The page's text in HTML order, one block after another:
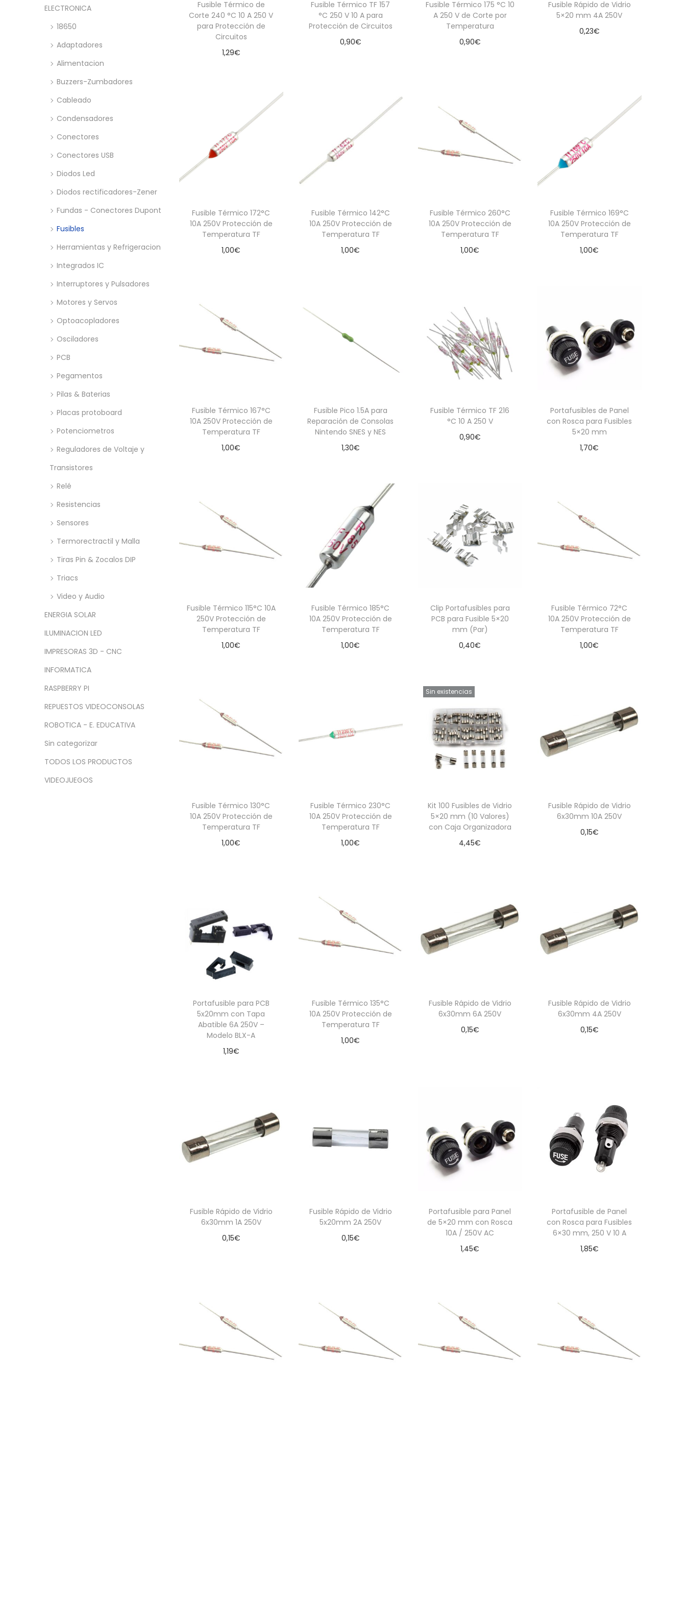
Fusible Térmico de
Corte 240 °C 10 A 250 V
para Protección de
Circuitos
1,29€
Fusible Térmico TF 157
°C 250 V 10 A para
Protección de Circuitos
0,90€
Fusible Térmico 175 °C 10
A 250 V de Corte por
Temperatura
0,90€
Fusible Rápido de Vidrio
5×20 mm 4A 250V
0,23€
Fusible Térmico 172°C
10A 250V Protección de
Temperatura TF
1,00€
Fusible Térmico 142°C
10A 250V Protección de
Temperatura TF
1,00€
Fusible Térmico 260°C
10A 250V Protección de
Temperatura TF
1,00€
Fusible Térmico 169°C
10A 250V Protección de
Temperatura TF
1,00€
Fusible Térmico 167°C
10A 250V Protección de
Temperatura TF
1,00€
Fusible Pico 1.5A para
Reparación de Consolas
Nintendo SNES y NES
1,30€
Fusible Térmico TF 216
°C 10 A 250 V
0,90€
Portafusibles de Panel
con Rosca para Fusibles
5×20 mm
1,70€
Fusible Térmico 115°C 10A
250V Protección de
Temperatura TF
1,00€
Fusible Térmico 185°C
10A 250V Protección de
Temperatura TF
1,00€
Clip Portafusibles para
PCB para Fusible 5×20
mm (Par)
0,40€
Fusible Térmico 72°C
10A 250V Protección de
Temperatura TF
1,00€
Fusible Térmico 130°C
10A 250V Protección de
Temperatura TF
1,00€
Fusible Térmico 230°C
10A 250V Protección de
Temperatura TF
1,00€
Sin existencias
Kit 100 Fusibles de Vidrio
5×20 mm (10 Valores)
con Caja Organizadora
4,45€
Fusible Rápido de Vidrio
6x30mm 10A 250V
0,15€
Portafusible para PCB
5x20mm con Tapa
Abatible 6A 250V –
Modelo BLX-A
1,19€
Fusible Térmico 135°C
10A 250V Protección de
Temperatura TF
1,00€
Fusible Rápido de Vidrio
6x30mm 6A 250V
0,15€
Fusible Rápido de Vidrio
6x30mm 4A 250V
0,15€
Fusible Rápido de Vidrio
6x30mm 1A 250V
0,15€
Fusible Rápido de Vidrio
5x20mm 2A 250V
0,15€
Portafusible para Panel
de 5×20 mm con Rosca
10A / 250V AC
1,45€
Portafusible de Panel
con Rosca para Fusibles
6×30 mm, 250 V 10 A
1,85€
m
m
ELECTRONICA
18650
Adaptadores
Alimentacion
Buzzers-Zumbadores
Cableado
Condensadores
Conectores
Conectores USB
Diodos Led
Diodos rectificadores-Zener
Fundas - Conectores Dupont
Fusibles
Herramientas y Refrigeracion
Integrados IC
Interruptores y Pulsadores
Motores y Servos
Optoacopladores
Osciladores
PCB
Pegamentos
Pilas & Baterias
Placas protoboard
Potenciometros
Reguladores de Voltaje y
Transistores
Relé
Resistencias
Sensores
Termorectractil y Malla
Tiras Pin & Zocalos DIP
Triacs
Video y Audio
ENERGIA SOLAR
ILUMINACION LED
IMPRESORAS 3D - CNC
INFORMATICA
RASPBERRY PI
REPUESTOS VIDEOCONSOLAS
ROBOTICA - E. EDUCATIVA
Sin categorizar
TODOS LOS PRODUCTOS
VIDEOJUEGOS